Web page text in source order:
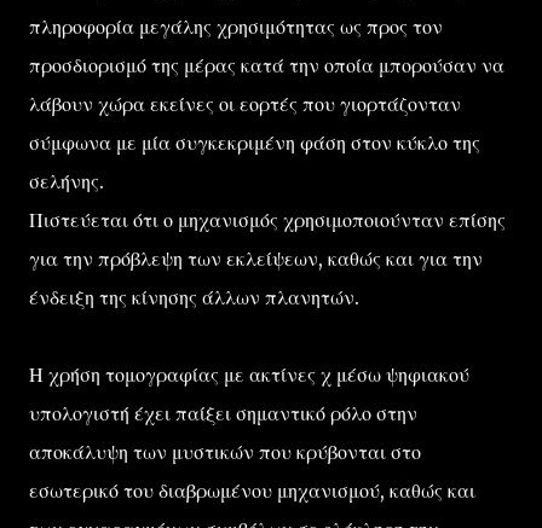
πληροφορία μεγάλης χρησιμότητας ως προς τον
προσδιορισμό της μέρας κατά την οποία μπορούσαν να
λάβουν χώρα εκείνες οι εορτές που γιορτάζονταν
σύμφωνα με μία συγκεκριμένη φάση στον κύκλο της
σελήνης.
Πιστεύεται ότι ο μηχανισμός χρησιμοποιούνταν επίσης
για την πρόβλεψη των εκλείψεων, καθώς και για την
ένδειξη της κίνησης άλλων πλανητών.
Η χρήση τομογραφίας με ακτίνες χ μέσω ψηφιακού
υπολογιστή έχει παίξει σημαντικό ρόλο στην
αποκάλυψη των μυστικών που κρύβονται στο
εσωτερικό του διαβρωμένου μηχανισμού, καθώς και